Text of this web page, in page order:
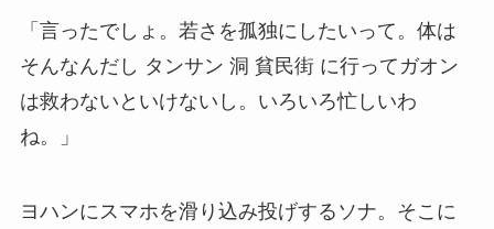
「言ったでしょ。若さを孤独にしたいって。体は
そんなんだし タンサン 洞 貧民街 に行ってガオン
は救わないといけないし。いろいろ忙しいわ
ね。」
ヨハンにスマホを滑り込み投げするソナ。そこに